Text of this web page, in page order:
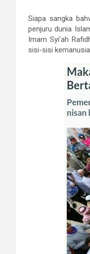
Siapa sangka
penjuru dunia
Imam Syi’ah
sisi-sisi